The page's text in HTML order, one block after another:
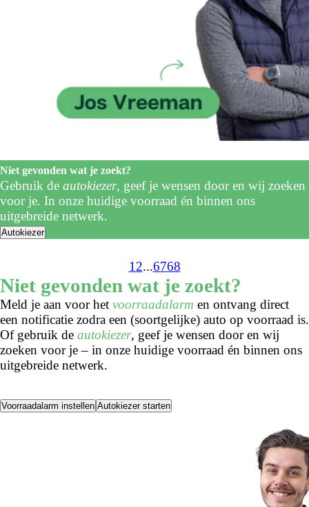
Niet gevonden wat je zoekt?
Gebruik de autokiezer, geef je wensen door en wij zoeken
voor je. In onze huidige voorraad én binnen ons
uitgebreide netwerk.
Autokiezer
1 2...6768
Niet gevonden wat je zoekt?
Meld je aan voor het voorraadalarm en ontvang direct
een notificatie zodra een (soortgelijke) auto op voorraad is.
Of gebruik de autokiezer, geef je wensen door en wij
zoeken voor je – in onze huidige voorraad én binnen ons
uitgebreide netwerk.
Voorraadalarm instellen Autokiezer starten